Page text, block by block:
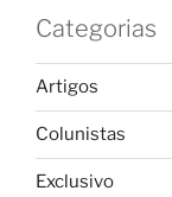
Categorias
Artigos
Colunistas
Exclusivo